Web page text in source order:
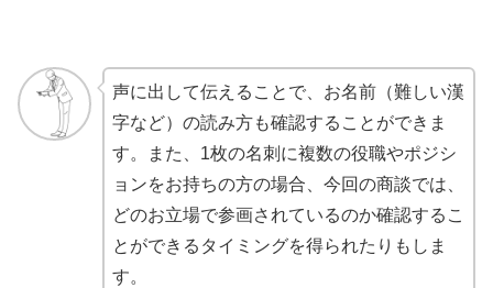
声に出して伝えることで、お名前（難しい漢
字など）の読み方も確認することができま
す。また、1枚の名刺に複数の役職やポジシ
ョンをお持ちの方の場合、今回の商談では、
どのお立場で参画されているのか確認するこ
とができるタイミングを得られたりもしま
す。